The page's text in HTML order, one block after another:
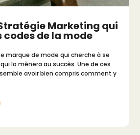
Marketing qui
de la mode
marque de mode qui cherche à se
la mènera au succès. Une de ces
avoir bien compris comment y